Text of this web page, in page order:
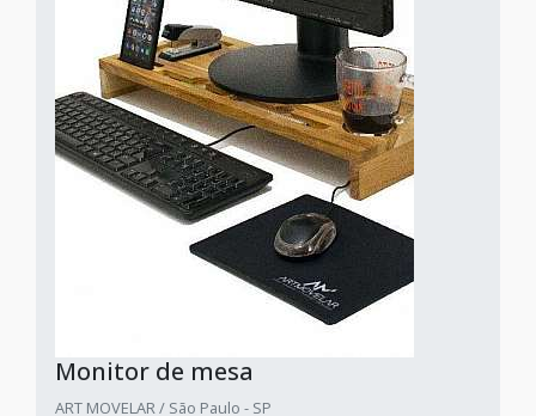
Monitor de mesa
ART MOVELAR / São Paulo - SP